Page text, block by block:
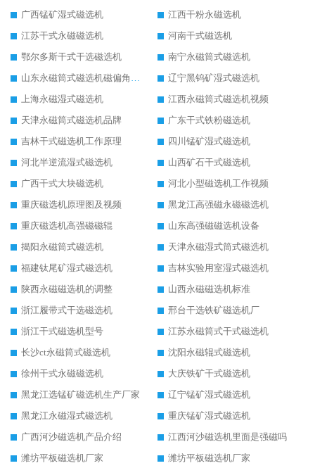
广西锰矿湿式磁选机
江西干粉永磁选机
江苏干式永磁磁选机
河南干式磁选机
鄂尔多斯干式干选磁选机
南宁永磁筒式磁选机
山东永磁筒式磁选机磁偏角怎么调整
辽宁黑钨矿湿式磁选机
上海永磁湿式磁选机
江西永磁筒式磁选机视频
天津永磁筒式磁选机品牌
广东干式铁粉磁选机
吉林干式磁选机工作原理
四川锰矿湿式磁选机
河北半逆流湿式磁选机
山西矿石干式磁选机
广西干式大块磁选机
河北小型磁选机工作视频
重庆磁选机原理图及视频
黑龙江高强磁永磁磁选机
重庆磁选机高强磁磁辊
山东高强磁磁选机设备
揭阳永磁筒式磁选机
天津永磁湿式筒式磁选机
福建钛尾矿湿式磁选机
吉林实验用室湿式磁选机
陕西永磁磁选机的调整
山西永磁磁选机标准
浙江履带式干选磁选机
邢台干选铁矿磁选机厂
浙江干式磁选机型号
江苏永磁筒式干式磁选机
长沙ct永磁筒式磁选机
沈阳永磁辊式磁选机
徐州干式永磁磁选机
大庆铁矿干式磁选机
黑龙江选锰矿磁选机生产厂家
辽宁锰矿湿式磁选机
黑龙江永磁湿式磁选机
重庆锰矿湿式磁选机
广西河沙磁选机产品介绍
江西河沙磁选机里面是强磁吗
潍坊平板磁选机厂家
潍坊平板磁选机厂家